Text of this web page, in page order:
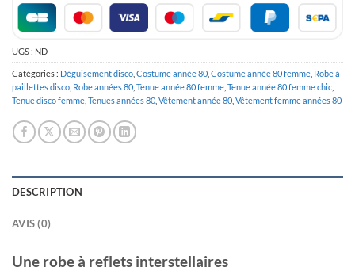
UGS : ND
Catégories : Déguisement disco Costume année 80 Costume année 80 femme Robe à
paillettes disco Robe années 80 Tenue année 80 femme Tenue année 80 femme chic
Tenue disco femme Tenues années 80 Vêtement année 80 Vêtement femme années 80
DESCRIPTION
AVIS (0)
Une robe à reflets interstellaires